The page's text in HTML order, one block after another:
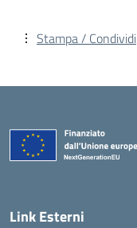
Stampa / Condividi
Link Esterni